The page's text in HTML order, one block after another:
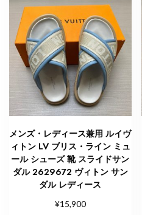
メンズ・レディース兼用 ルイヴ
ィトン LV ブリス・ライン ミュ
ール シューズ 靴 スライドサン
ダル 2629672 ヴィトン サン
ダル レディース
¥15,900